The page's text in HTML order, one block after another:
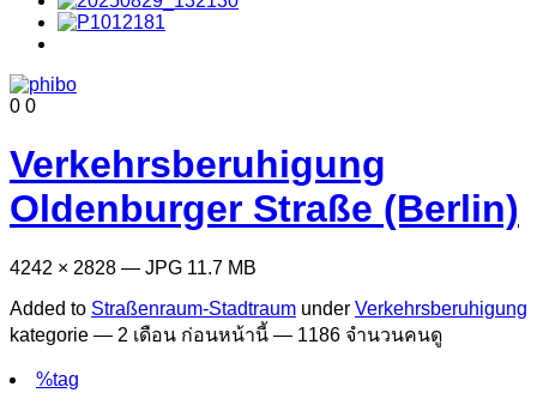
0 0
Verkehrsberuhigung
Oldenburger Straße (Berlin)
4242 × 2828 — JPG 11.7 MB
Added to Straßenraum-Stadtraum under Verkehrsberuhigung
kategorie — 2 เดือน ก่อนหน้านี้ — 1186 จำนวนคนดู
%tag